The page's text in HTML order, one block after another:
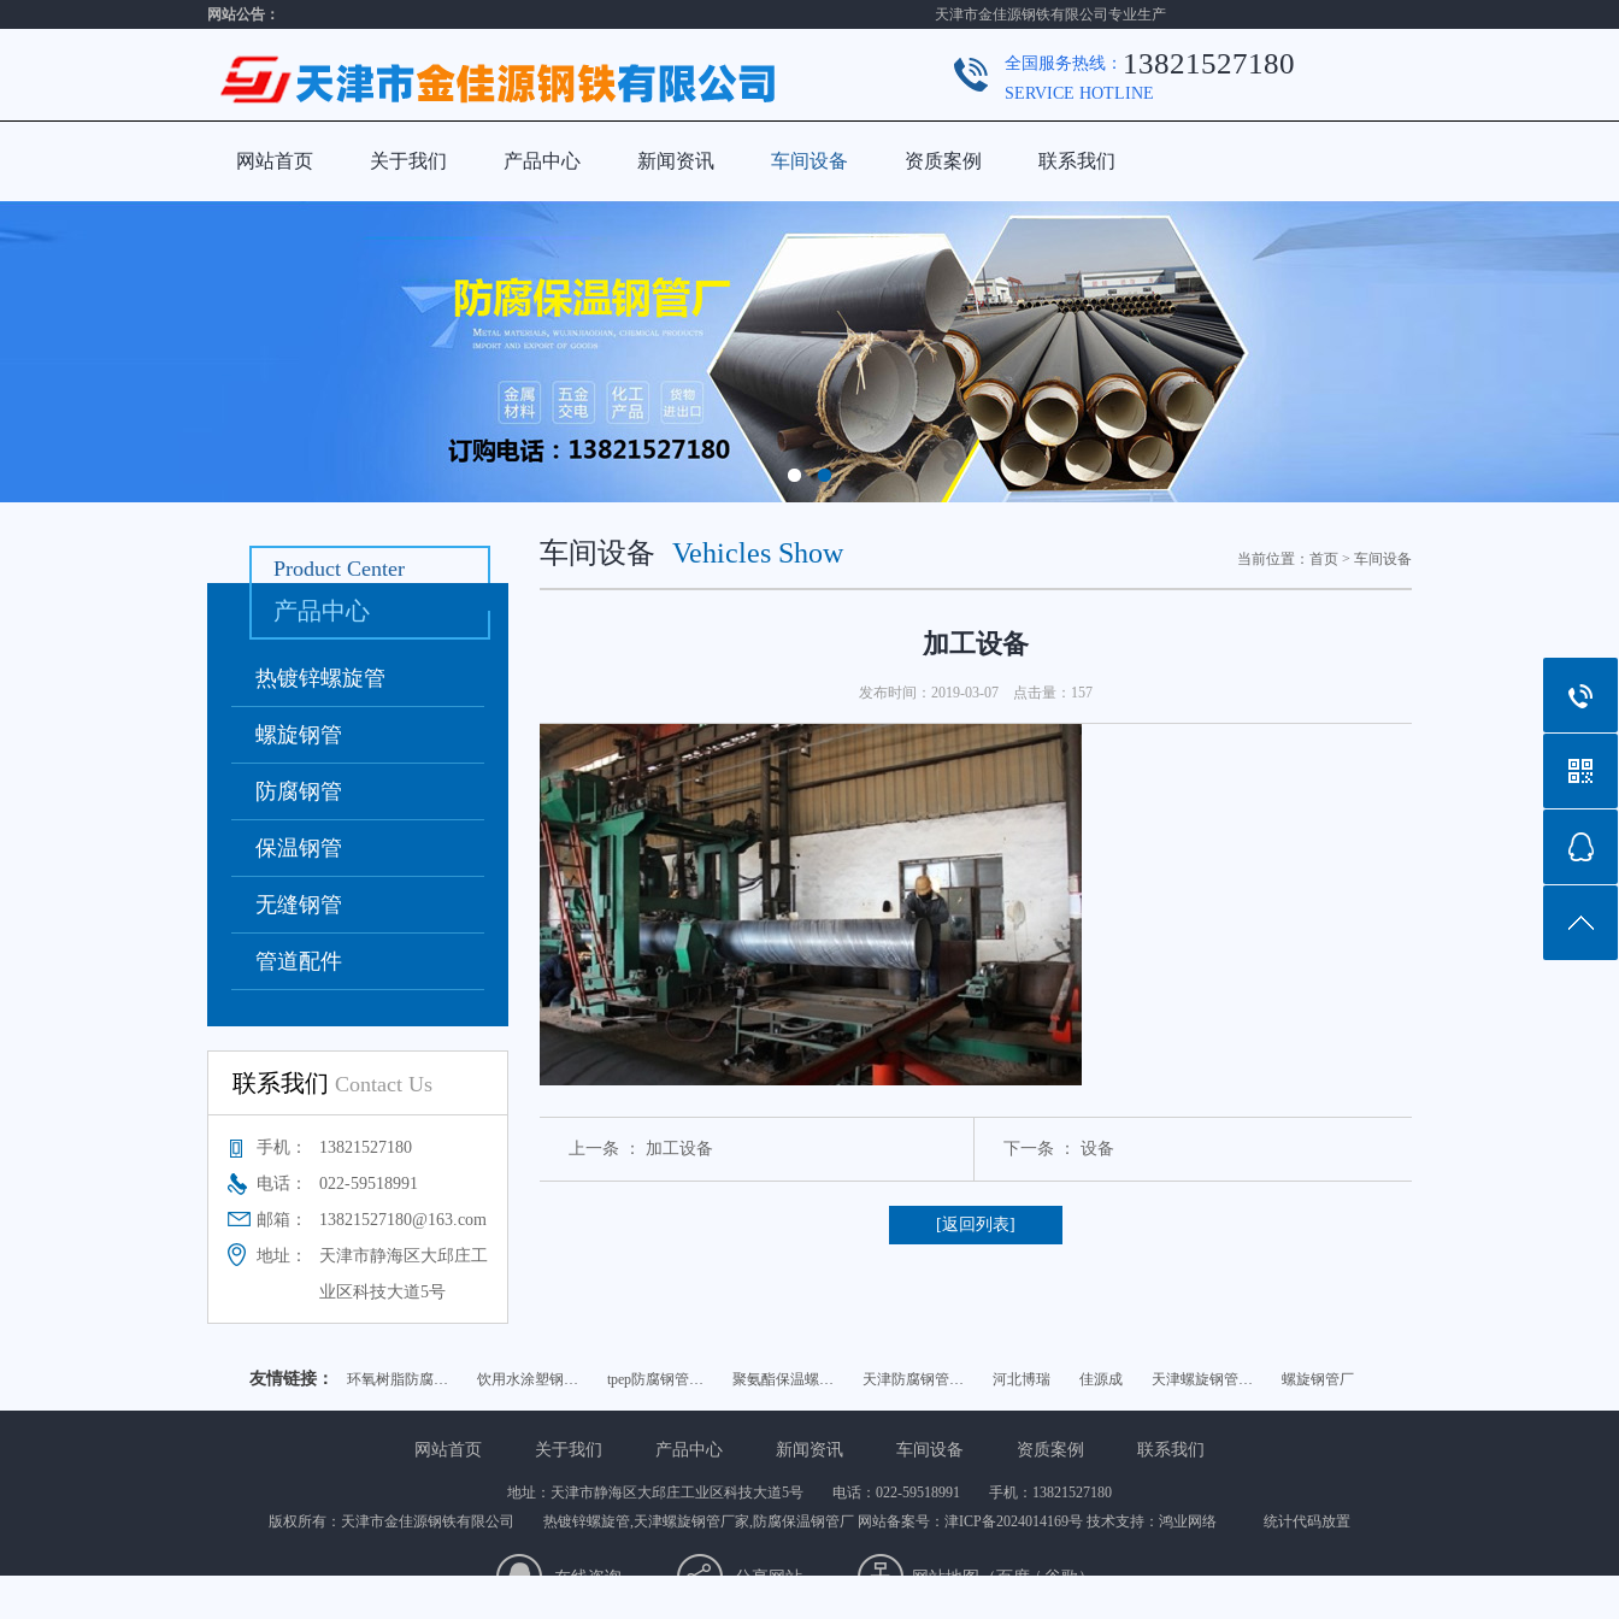
网站公告： 天津市金佳源钢铁有限公司专业生产【热镀锌螺旋管】【螺旋钢管】【防腐钢管】【保温钢管】【无缝钢管
全国服务热线： 13821527180
SERVICE HOTLINE
网站首页 关于我们 产品中心 新闻资讯 车间设备 资质案例 联系我们
Product Center
产品中心
热镀锌螺旋管
螺旋钢管
防腐钢管
保温钢管
无缝钢管
管道配件
联系我们 Contact Us
手机：
13821527180
电话：
022-59518991
邮箱：
13821527180@163.com
地址：
天津市静海区大邱庄工
业区科技大道5号
车间设备 Vehicles Show 当前位置： 首页 > 车间设备
加工设备
发布时间：2019-03-07 点击量： 157
上一条 ： 加工设备 下一条 ： 设备
[返回列表]
友情链接： 环氧树脂防腐… 饮用水涂塑钢… tpep防腐钢管… 聚氨酯保温螺… 天津防腐钢管… 河北博瑞 佳源成 天津螺旋钢管… 螺旋钢管厂
网站首页 关于我们 产品中心 新闻资讯 车间设备 资质案例 联系我们
地址：天津市静海区大邱庄工业区科技大道5号 电话：022-59518991 手机：13821527180
版权所有：天津市金佳源钢铁有限公司 热镀锌螺旋管,天津螺旋钢管厂家,防腐保温钢管厂 网站备案号： 津ICP备2024014169号 技术支持：鸿业网络 统计代码放置
在线咨询 分享网站 网站地图（百度/谷歌）